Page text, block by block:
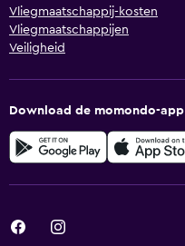
Vliegmaatschappij-kosten
Vliegmaatschappijen
Veiligheid
Download de momondo-app